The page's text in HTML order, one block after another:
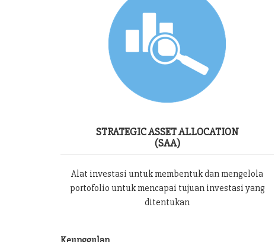
STRATEGIC ASSET ALLOCATION
(SAA)
Alat investasi untuk membentuk dan mengelola
portofolio untuk mencapai tujuan investasi yang
ditentukan